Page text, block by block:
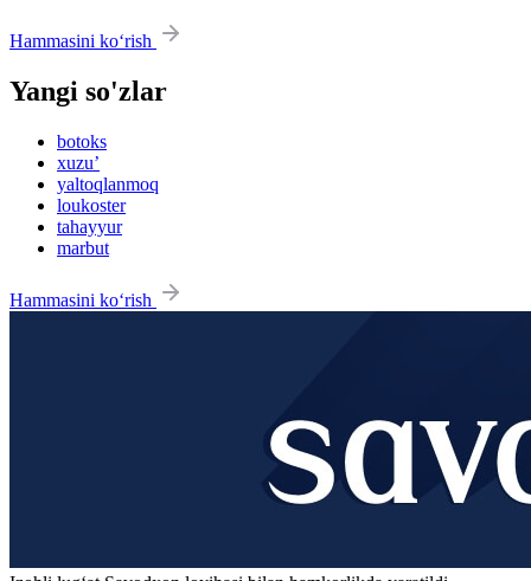
Hammasini ko‘rish
Yangi so'zlar
botoks
xuzu’
yaltoqlanmoq
loukoster
tahayyur
marbut
Hammasini ko‘rish